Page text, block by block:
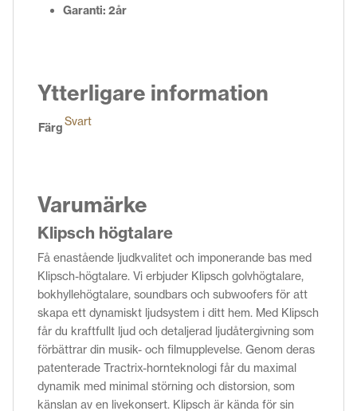
Garanti: 2år
Ytterligare information
FärgSvart
Varumärke
Klipsch högtalare
Få enastående ljudkvalitet och imponerande bas med
Klipsch-högtalare. Vi erbjuder Klipsch golvhögtalare,
bokhyllehögtalare, soundbars och subwoofers för att
skapa ett dynamiskt ljudsystem i ditt hem. Med Klipsch
får du kraftfullt ljud och detaljerad ljudåtergivning som
förbättrar din musik- och filmupplevelse. Genom deras
patenterade Tractrix-hornteknologi får du maximal
dynamik med minimal störning och distorsion, som
känslan av en livekonsert. Klipsch är kända för sin